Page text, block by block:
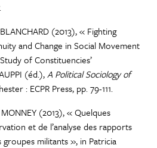
(2013), « Fighting
and Change in Social Movement
of Constituencies’
(éd.),A Political Sociology of
: ECPR Press, pp. 79-111.
(2013), « Quelques
et de l’analyse des rapports
groupes militants », in Patricia